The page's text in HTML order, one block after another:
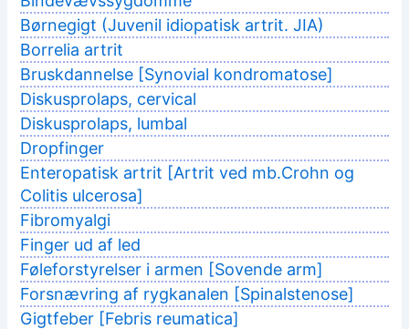
Børnegigt (Juvenil idiopatisk artrit. JIA)
Borrelia artrit
Bruskdannelse [Synovial kondromatose]
Diskusprolaps, cervical
Diskusprolaps, lumbal
Dropfinger
Enteropatisk artrit [Artrit ved mb.Crohn og
Colitis ulcerosa]
Fibromyalgi
Finger ud af led
Føleforstyrelser i armen [Sovende arm]
Forsnævring af rygkanalen [Spinalstenose]
Gigtfeber [Febris reumatica]